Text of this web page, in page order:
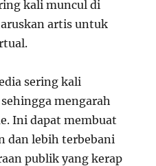
kali muncul di
artis untuk
sering kali
mengarah
Ini dapat membuat
dan lebih terbebani
publik yang kerap